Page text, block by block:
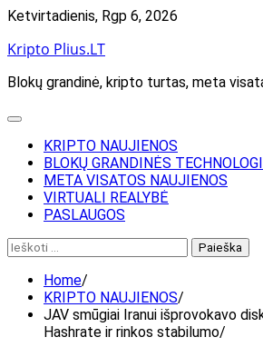
Skip
content
Ketvirtadienis, Rgp 6, 2026
Kripto Plius.LT
Blokų grandinė, kripto turtas, meta
KRIPTO NAUJIENOS
BLOKŲ GRANDINĖS
META VISATOS NAUJIENOS
VIRTUALI REALYBĖ
PASLAUGOS
Ieškoti:
Home
KRIPTO NAUJIENOS
JAV smūgiai Iranui išprovokavo
Hashrate ir rinkos stabilumo